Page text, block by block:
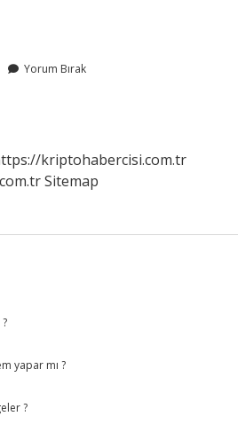
Yorum Bırak
kriptohabercisi.com.tr
Sitemap
yapar mı ?
?